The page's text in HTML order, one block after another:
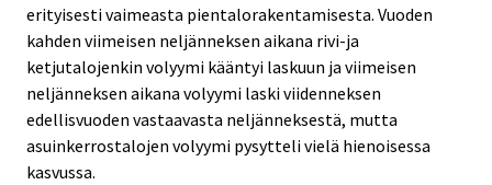
erityisesti vaimeasta pientalorakentamisesta. Vuoden
kahden viimeisen neljänneksen aikana rivi-ja
ketjutalojenkin volyymi kääntyi laskuun ja viimeisen
neljänneksen aikana volyymi laski viidenneksen
edellisvuoden vastaavasta neljänneksestä, mutta
asuinkerrostalojen volyymi pysytteli vielä hienoisessa
kasvussa.